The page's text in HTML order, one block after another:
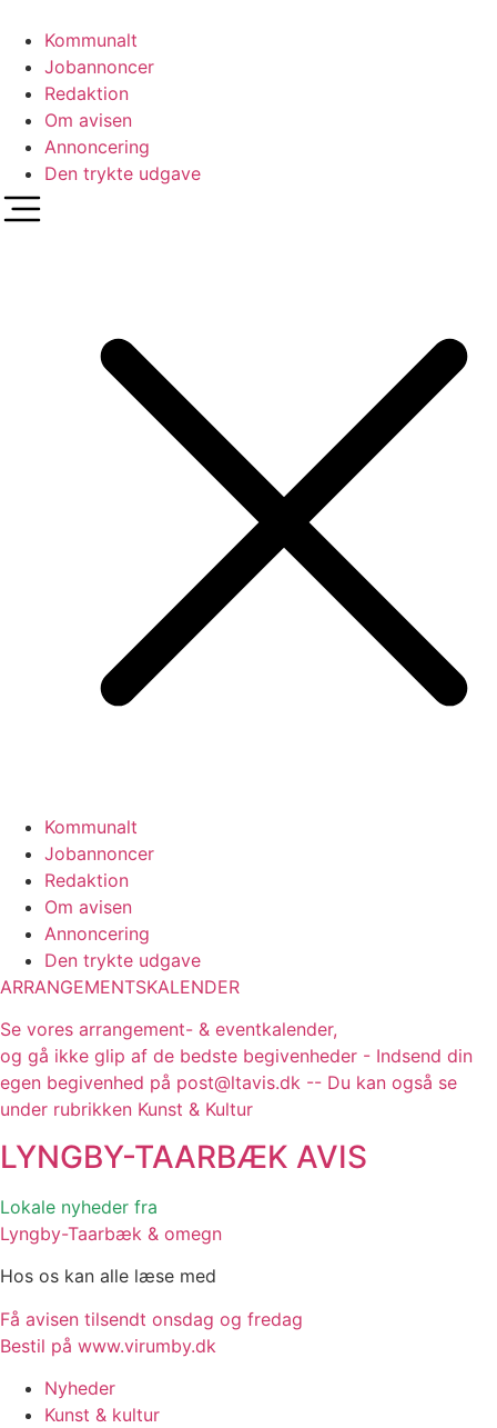
indhold
Kommunalt
Jobannoncer
Redaktion
Om avisen
Annoncering
Den trykte udgave
Kommunalt
Jobannoncer
Redaktion
Om avisen
Annoncering
Den trykte udgave
ARRANGEMENTSKALENDER
Se vores arrangement- & eventkalender,
og gå ikke glip af de bedste begivenheder - Indsend din
egen begivenhed på post@ltavis.dk -- Du kan også se
under rubrikken Kunst & Kultur
LYNGBY-TAARBÆK AVIS
Lokale nyheder fra
Lyngby-Taarbæk & omegn
Hos os kan alle læse med
Få avisen tilsendt onsdag og fredag
Bestil på www.virumby.dk
Nyheder
Kunst & kultur